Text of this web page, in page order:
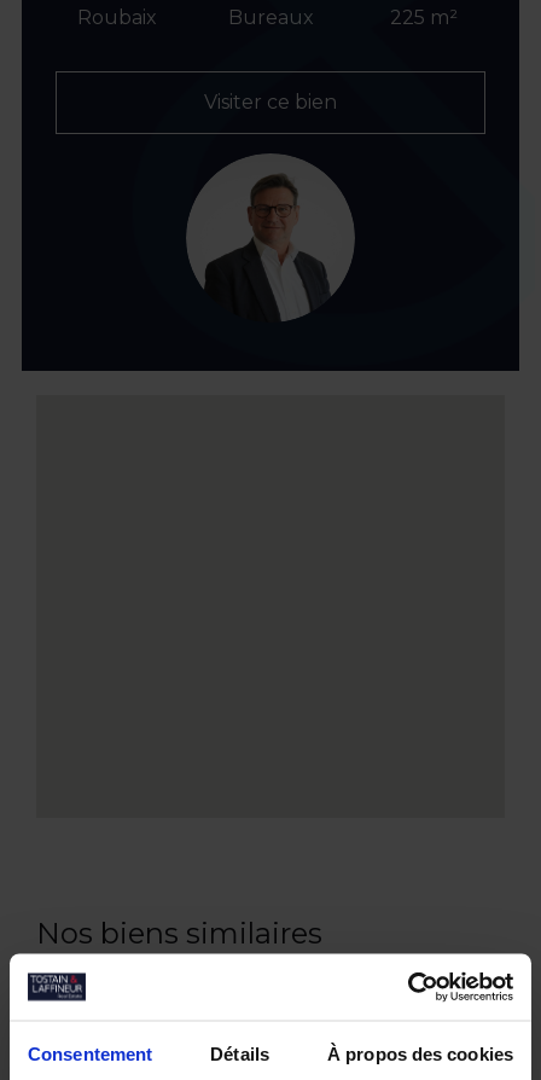
Consentement Détails À propos des cookies
Roubaix Bureaux 225 m²
Visiter ce bien
Nos biens similaires